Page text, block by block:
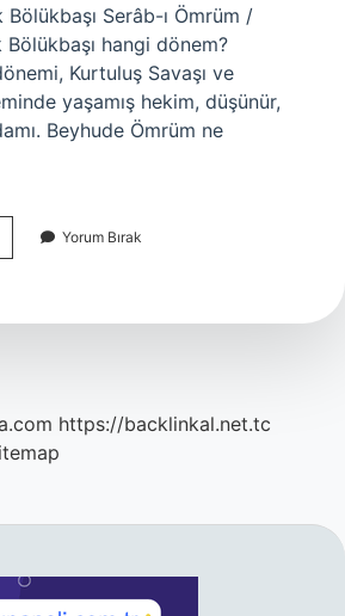
Bölükbaşı Serâb-ı Ömrüm /
Bölükbaşı hangi dönem?
Kurtuluş Savaşı ve
yaşamış hekim, düşünür,
Beyhude Ömrüm ne
Yorum Bırak
https://backlinkal.net.tc